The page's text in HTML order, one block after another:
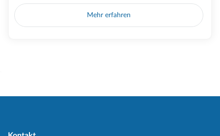
Mehr erfahren